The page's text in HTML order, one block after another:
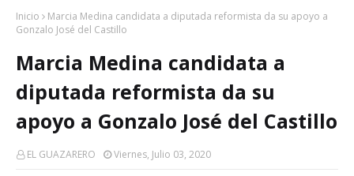
Inicio
Marcia Medina candidata a diputada reformista da su apoyo a
Gonzalo José del Castillo
Marcia Medina candidata a
diputada reformista da su
apoyo a Gonzalo José del Castillo
EL GUAZARERO Viernes, Julio 03, 2020